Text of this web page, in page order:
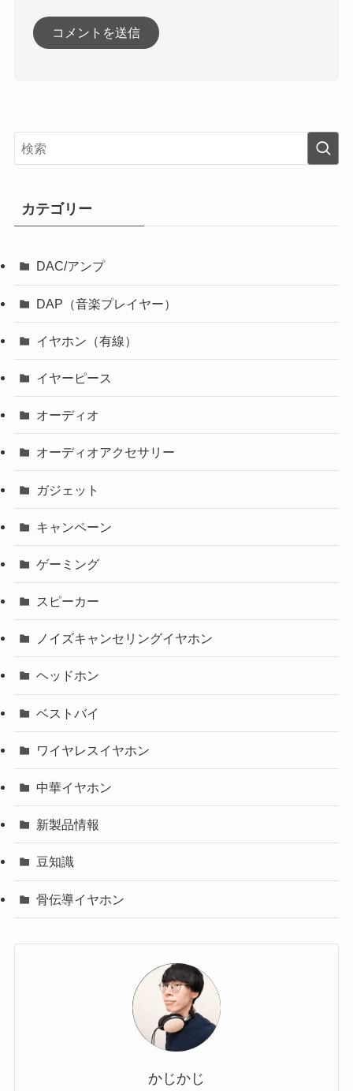
カテゴリー
DAC/アンプ
DAP（音楽プレイヤー）
イヤホン（有線）
イヤーピース
オーディオ
オーディオアクセサリー
ガジェット
キャンペーン
ゲーミング
スピーカー
ノイズキャンセリングイヤホン
ヘッドホン
ベストバイ
ワイヤレスイヤホン
中華イヤホン
新製品情報
豆知識
骨伝導イヤホン
かじかじ